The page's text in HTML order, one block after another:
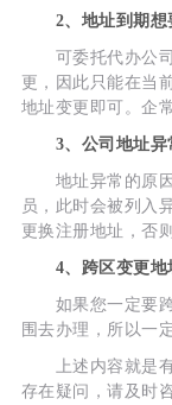
2、地址到期想
可委托代办公司
更，因此只能在当
地址变更即可。企
3、公司地址异
地址异常的原因
员，此时会被列入
更换注册地址，否
4、跨区变更地
如果您一定要跨
围去办理，所以一
上述内容就是有
存在疑问，请及时